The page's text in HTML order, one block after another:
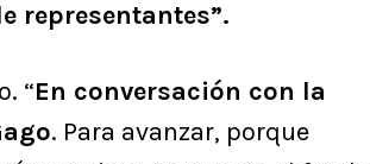
representantes”.
“En conversación con la
. Para avanzar, porque